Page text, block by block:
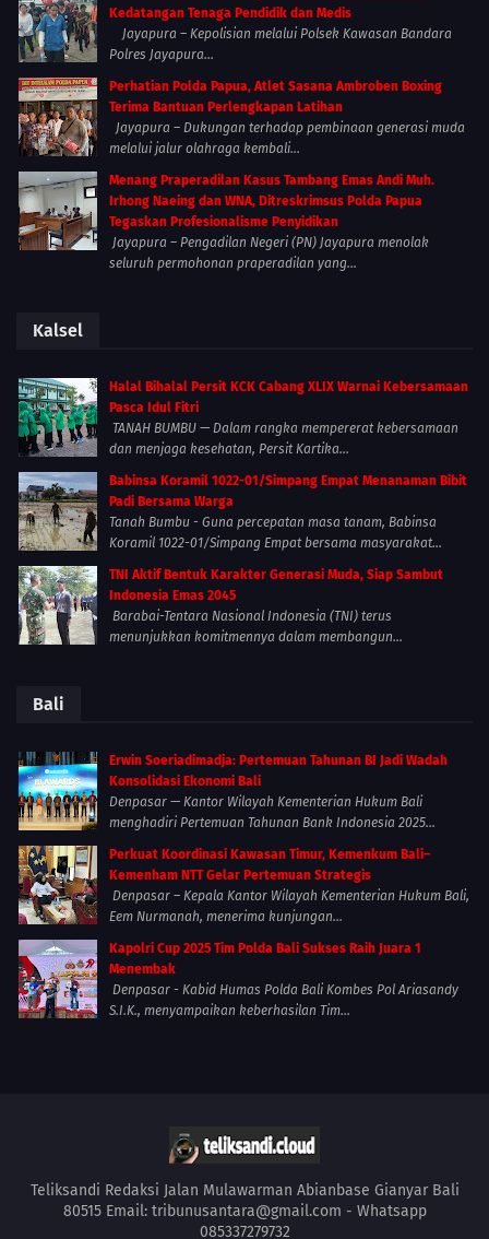
Kedatangan Tenaga Pendidik dan Medis
Jayapura – Kepolisian melalui Polsek Kawasan Bandara
Polres Jayapura...
Perhatian Polda Papua, Atlet Sasana Ambroben Boxing
Terima Bantuan Perlengkapan Latihan
Jayapura – Dukungan terhadap pembinaan generasi muda
melalui jalur olahraga kembali...
Menang Praperadilan Kasus Tambang Emas Andi Muh.
Irhong Naeing dan WNA, Ditreskrimsus Polda Papua
Tegaskan Profesionalisme Penyidikan
Jayapura – Pengadilan Negeri (PN) Jayapura menolak
seluruh permohonan praperadilan yang...
Kalsel
Halal Bihalal Persit KCK Cabang XLIX Warnai Kebersamaan
Pasca Idul Fitri
TANAH BUMBU — Dalam rangka mempererat kebersamaan
dan menjaga kesehatan, Persit Kartika...
Babinsa Koramil 1022-01/Simpang Empat Menanaman Bibit
Padi Bersama Warga
Tanah Bumbu - Guna percepatan masa tanam, Babinsa
Koramil 1022-01/Simpang Empat bersama masyarakat...
TNI Aktif Bentuk Karakter Generasi Muda, Siap Sambut
Indonesia Emas 2045
Barabai-Tentara Nasional Indonesia (TNI) terus
menunjukkan komitmennya dalam membangun...
Bali
Erwin Soeriadimadja: Pertemuan Tahunan BI Jadi Wadah
Konsolidasi Ekonomi Bali
Denpasar — Kantor Wilayah Kementerian Hukum Bali
menghadiri Pertemuan Tahunan Bank Indonesia 2025...
Perkuat Koordinasi Kawasan Timur, Kemenkum Bali–
Kemenham NTT Gelar Pertemuan Strategis
Denpasar – Kepala Kantor Wilayah Kementerian Hukum Bali,
Eem Nurmanah, menerima kunjungan...
Kapolri Cup 2025 Tim Polda Bali Sukses Raih Juara 1
Menembak
Denpasar - Kabid Humas Polda Bali Kombes Pol Ariasandy
S.I.K., menyampaikan keberhasilan Tim...
Teliksandi Redaksi Jalan Mulawarman Abianbase Gianyar Bali
80515 Email: tribunusantara@gmail.com - Whatsapp
085337279732